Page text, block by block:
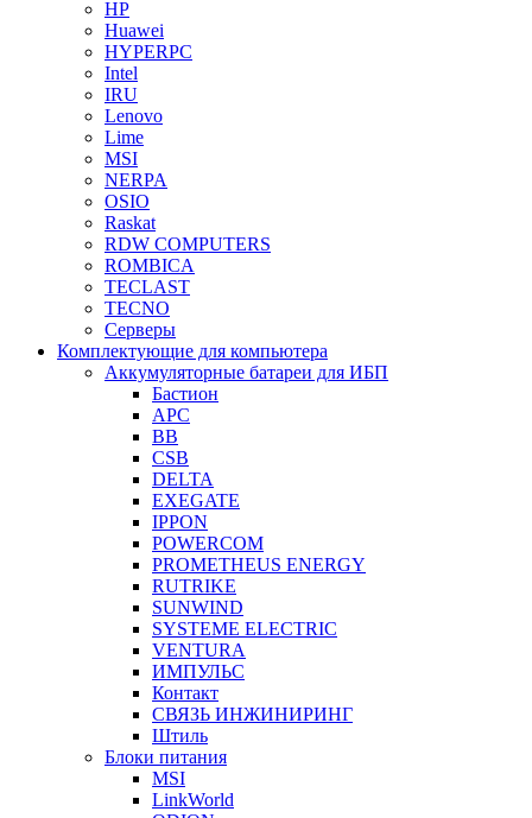
HP
Huawei
HYPERPC
Intel
IRU
Lenovo
Lime
MSI
NERPA
OSIO
Raskat
RDW COMPUTERS
ROMBICA
TECLAST
TECNO
Серверы
Комплектующие для компьютера
Аккумуляторные батареи для ИБП
Бастион
APC
BB
CSB
DELTA
EXEGATE
IPPON
POWERCOM
PROMETHEUS ENERGY
RUTRIKE
SUNWIND
SYSTEME ELECTRIC
VENTURA
ИМПУЛЬС
Контакт
СВЯЗЬ ИНЖИНИРИНГ
Штиль
Блоки питания
MSI
LinkWorld